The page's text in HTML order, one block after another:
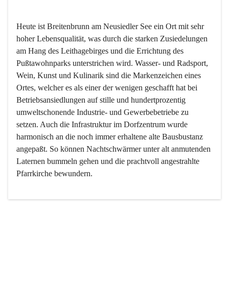
Heute ist Breitenbrunn am Neusiedler See ein Ort mit sehr
hoher Lebensqualität, was durch die starken Zusiedelungen
am Hang des Leithagebirges und die Errichtung des
Pußtawohnparks unterstrichen wird. Wasser- und Radsport,
Wein, Kunst und Kulinarik sind die Markenzeichen eines
Ortes, welcher es als einer der wenigen geschafft hat bei
Betriebsansiedlungen auf stille und hundertprozentig
umweltschonende Industrie- und Gewerbebetriebe zu
setzen. Auch die Infrastruktur im Dorfzentrum wurde
harmonisch an die noch immer erhaltene alte Bausbustanz
angepaßt. So können Nachtschwärmer unter alt anmutenden
Laternen bummeln gehen und die prachtvoll angestrahlte
Pfarrkirche bewundern.
Der Weinbau dominert heute nicht mehr, ist aber integrativer